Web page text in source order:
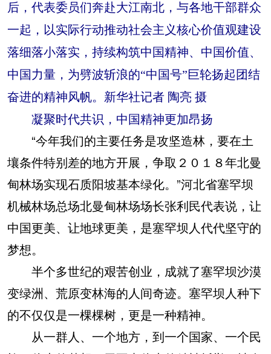
后，代表委员们奔赴大江南北，与各地干部群众
一起，以实际行动推动社会主义核心价值观建设
落细落小落实，持续构筑中国精神、中国价值、
中国力量，为劈波斩浪的“中国号”巨轮扬起团结
奋进的精神风帆。新华社记者 陶亮 摄
凝聚时代共识，中国精神更加昂扬
“今年我们的主要任务是攻坚造林，要在土
壤条件特别差的地方开展，争取２０１８年北曼
甸林场实现石质阳坡基本绿化。”河北省塞罕坝
机械林场总场北曼甸林场场长张利民代表说，让
中国更美、让地球更美，是塞罕坝人代代坚守的
梦想。
半个多世纪的艰苦创业，成就了塞罕坝沙漠
变绿洲、荒原变林海的人间奇迹。塞罕坝人种下
的不仅仅是一棵棵树，更是一种精神。
从一群人、一个地方，到一个国家、一个民